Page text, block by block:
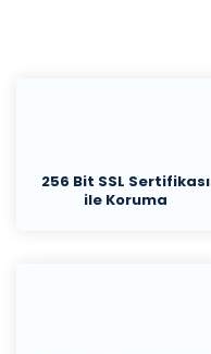
256 Bit SSL Sertifikası
ile Koruma